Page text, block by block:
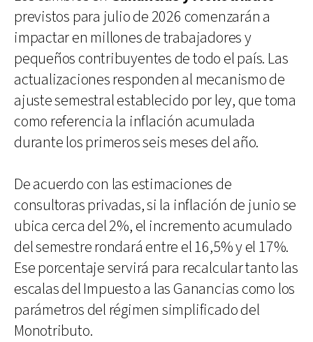
previstos para julio de 2026 comenzarán a
impactar en millones de trabajadores y
pequeños contribuyentes de todo el país. Las
actualizaciones responden al mecanismo de
ajuste semestral establecido por ley, que toma
como referencia la inflación acumulada
durante los primeros seis meses del año.
De acuerdo con las estimaciones de
consultoras privadas, si la inflación de junio se
ubica cerca del 2%, el incremento acumulado
del semestre rondará entre el 16,5% y el 17%.
Ese porcentaje servirá para recalcular tanto las
escalas del Impuesto a las Ganancias como los
parámetros del régimen simplificado del
Monotributo.